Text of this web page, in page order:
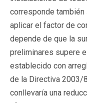
corresponde
aplicar el factor de
depende de que la
preliminares supere
establecido con
de la Directiva 2003/
conllevaría una